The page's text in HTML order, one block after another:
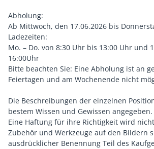
Abholung:
Ab Mittwoch, den 17.06.2026 bis
Ladezeiten:
Mo. – Do. von 8:30 Uhr bis 13:00 Uhr und
16:00Uhr
Bitte beachten Sie: Eine Abholung ist an
Feiertagen und am Wochenende nicht
Die Beschreibungen der einzelnen
bestem Wissen und Gewissen angegeben.
Eine Haftung für ihre Richtigkeit wird
Zubehör und Werkzeuge auf den Bildern
ausdrücklicher Benennung Teil des